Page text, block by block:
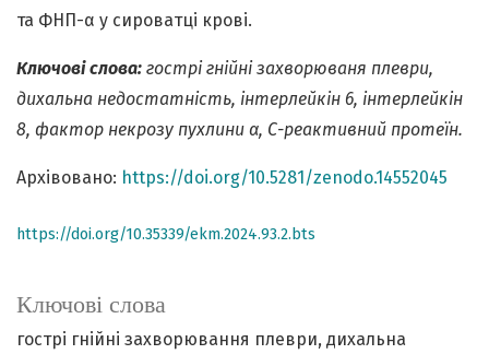
Ключові слова
гострі гнійні захворювання плеври дихальна
та ФНП-α у сироватці крові.
Ключові слова: гострі гнійні захворюваня плеври,
дихальна недостатність, інтерлейкін 6, інтерлейкін
8, фактор некрозу пухлини α, С-реактивний протеїн.
Архівовано: https://doi.org/10.5281/zenodo.14552045
https://doi.org/10.35339/ekm.2024.93.2.bts